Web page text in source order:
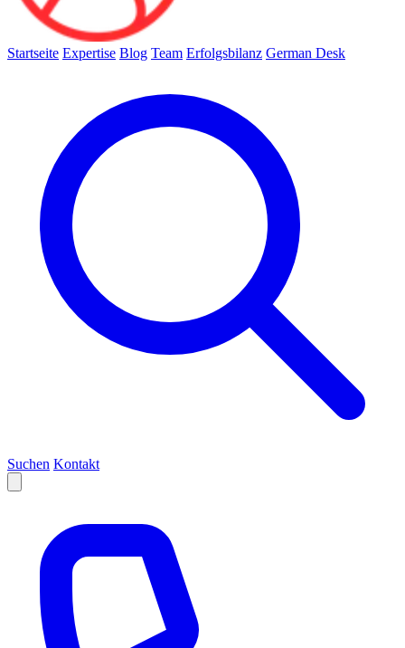
Startseite Expertise Blog Team Erfolgsbilanz German Desk
Suchen Kontakt